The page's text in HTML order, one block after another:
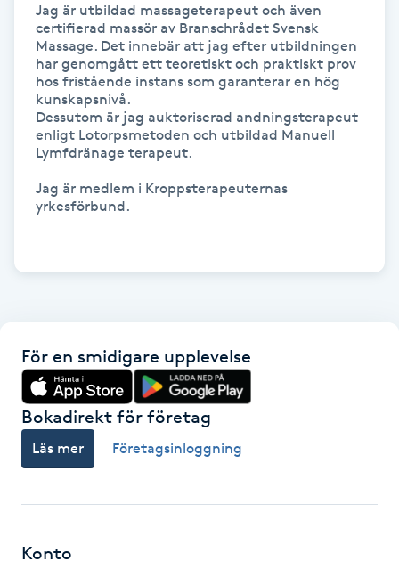
Gravidyoga
Gruppträning
Gua Sha-massage
Hatha Yoga
Herrklippning
HIFU
Hollywood Peel
Hot Stone Massage
Hot yoga
Jag är utbildad massageterapeut och även
certifierad massör av Branschrådet Svensk
Massage. Det innebär att jag efter utbildningen
har genomgått ett teoretiskt och praktiskt prov
hos fristående instans som garanterar en hög
kunskapsnivå.
Dessutom är jag auktoriserad andningsterapeut
enligt Lotorpsmetoden och utbildad Manuell
Lymfdränage terapeut.
Jag är medlem i Kroppsterapeuternas
yrkesförbund.
För en smidigare upplevelse
Bokadirekt för företag
Läs mer Företagsinloggning
Konto